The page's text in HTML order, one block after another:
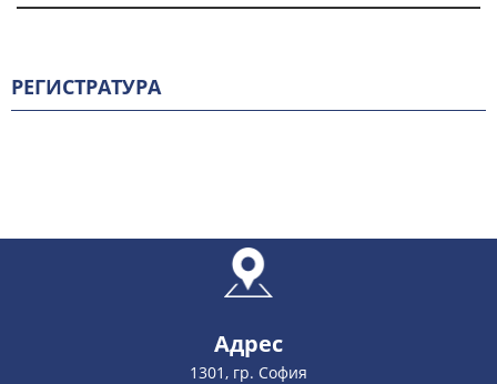
РЕГИСТРАТУРА
Адрес
1301, гр. София